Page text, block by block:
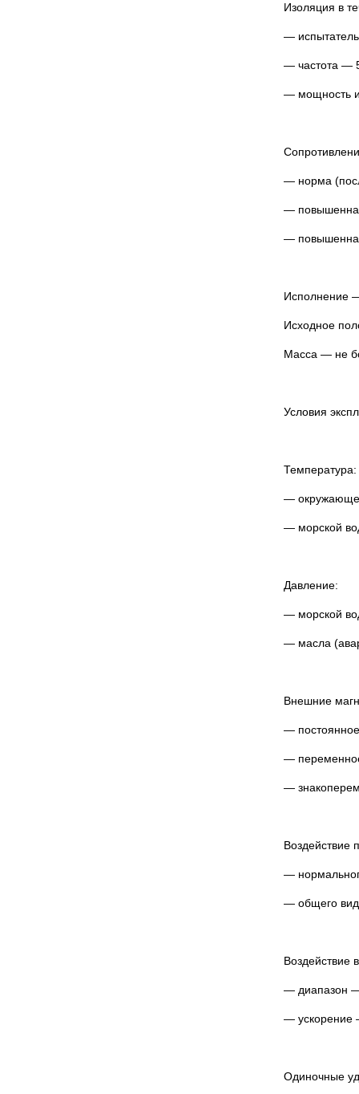
Изоляция в
—
— частота —
— мощность
— норма
—
—
Исполнение
Исходное
Масса — не
Условия
Температура:
—
— морской
Давление:
— морской
— масла
Внешние
—
—
—
Воздействие
—
— общего
Воздействие
— диапазон
— ускорение
Одиночные